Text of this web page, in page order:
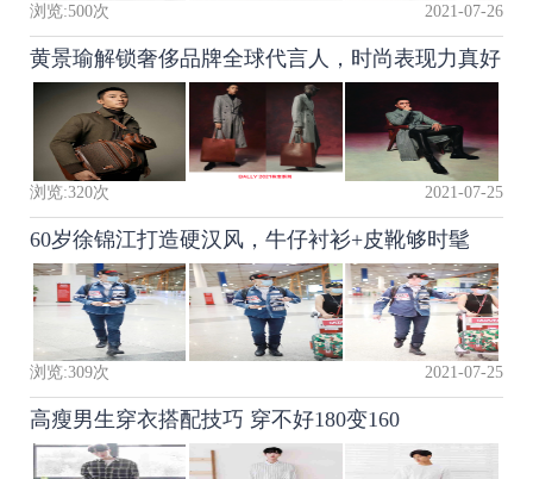
浏览:500次 2021-07-26
黄景瑜解锁奢侈品牌全球代言人，时尚表现力真好
浏览:320次 2021-07-25
60岁徐锦江打造硬汉风，牛仔衬衫+皮靴够时髦
浏览:309次 2021-07-25
高瘦男生穿衣搭配技巧 穿不好180变160